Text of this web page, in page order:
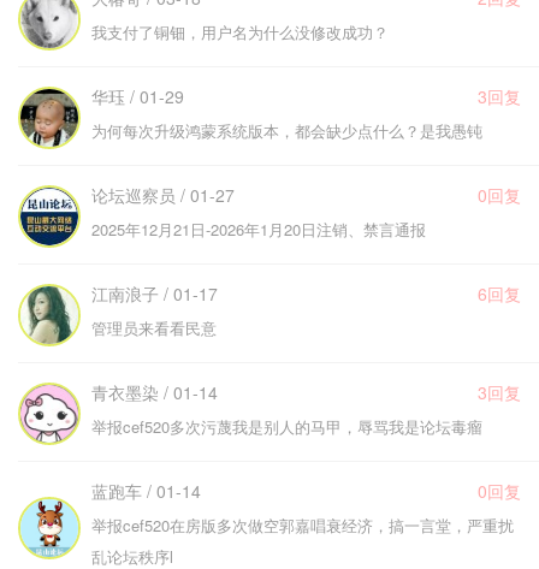
我支付了铜钿，用户名为什么没修改成功？
华珏 / 01-29 3回复
为何每次升级鸿蒙系统版本，都会缺少点什么？是我愚钝
论坛巡察员 / 01-27 0回复
2025年12月21日-2026年1月20日注销、禁言通报
江南浪子 / 01-17 6回复
管理员来看看民意
青衣墨染 / 01-14 3回复
举报cef520多次污蔑我是别人的马甲，辱骂我是论坛毒瘤
蓝跑车 / 01-14 0回复
举报cef520在房版多次做空郭嘉唱衰经济，搞一言堂，严重扰
乱论坛秩序l